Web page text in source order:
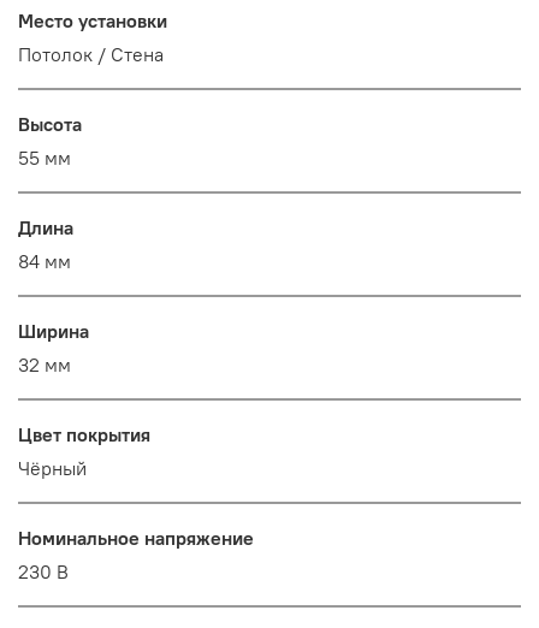
Место установки
Потолок / Cтена
Высота
55 мм
Длина
84 мм
Ширина
32 мм
Цвет покрытия
Чёрный
Номинальное напряжение
230 В